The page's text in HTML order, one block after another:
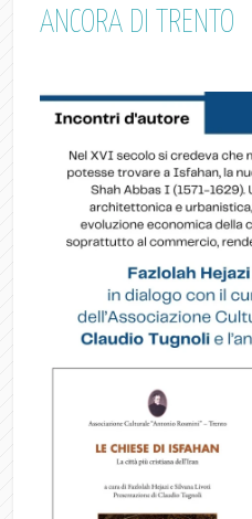
ANCORA DI TRENTO